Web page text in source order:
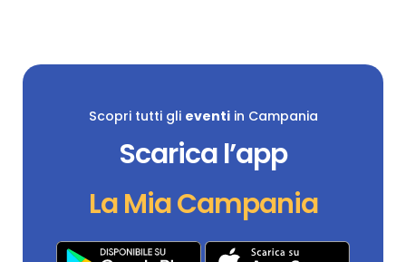
Scopri tutti gli eventiin Campania
Scarica l’app
La Mia Campania